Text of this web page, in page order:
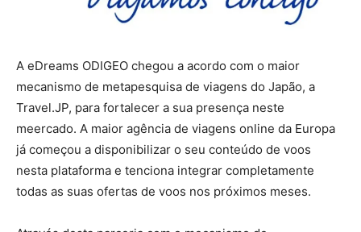
A eDreams ODIGEO chegou a acordo com o maior
mecanismo de metapesquisa de viagens do Japão, a
Travel.JP, para fortalecer a sua presença neste
meercado. A maior agência de viagens online da Europa
já começou a disponibilizar o seu conteúdo de voos
nesta plataforma e tenciona integrar completamente
todas as suas ofertas de voos nos próximos meses.